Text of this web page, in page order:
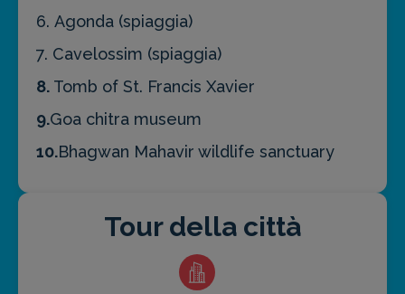
6. Agonda (spiaggia)
7. Cavelossim (spiaggia)
8. Tomb of St. Francis Xavier
9.Goa chitra museum
10.Bhagwan Mahavir wildlife sanctuary
Tour della città